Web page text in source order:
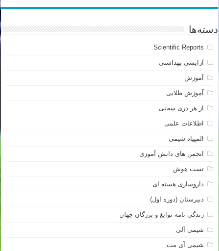
دسته‌ها
Scientific Reports
آرایشی بهداشتی
آموزش
آموزش طلایی
از هر دری سخنی
اطلاعات علمی
المپیاد شیمی
انجمن های دانش آموزی
تست هوش
داروسازی هسته ای
دبیرستان (دوره اول)
زندگی نامه نوابغ و بزرگان جهان
شیمی آلی
شیمی آی مت